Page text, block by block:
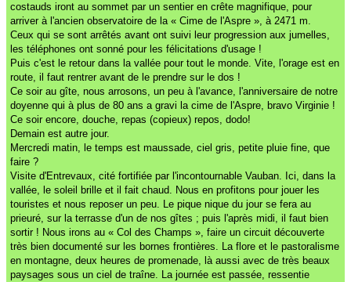
costauds iront au sommet par un sentier en crête magnifique, pour
arriver à l'ancien observatoire de la « Cime de l'Aspre », à 2471 m.
Ceux qui se sont arrêtés avant ont suivi leur progression aux jumelles,
les téléphones ont sonné pour les félicitations d'usage !
Puis c'est le retour dans la vallée pour tout le monde. Vite, l'orage est en
route, il faut rentrer avant de le prendre sur le dos !
Ce soir au gîte, nous arrosons, un peu à l'avance, l'anniversaire de notre
doyenne qui à plus de 80 ans a gravi la cime de l'Aspre, bravo Virginie !
Ce soir encore, douche, repas (copieux) repos, dodo!
Demain est autre jour.
Mercredi matin, le temps est maussade, ciel gris, petite pluie fine, que
faire ?
Visite d'Entrevaux, cité fortifiée par l'incontournable Vauban. Ici, dans la
vallée, le soleil brille et il fait chaud. Nous en profitons pour jouer les
touristes et nous reposer un peu. Le pique nique du jour se fera au
prieuré, sur la terrasse d'un de nos gîtes ; puis l'après midi, il faut bien
sortir ! Nous irons au « Col des Champs », faire un circuit découverte
très bien documenté sur les bornes frontières. La flore et le pastoralisme
en montagne, deux heures de promenade, là aussi avec de très beaux
paysages sous un ciel de traîne. La journée est passée, ressentie